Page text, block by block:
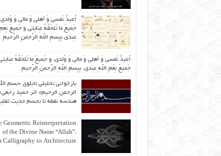
اُعیذُ نَفسی وَ أهلی وَ مالی وَ
جَمیعَ ما تَلحَقُهُ عِنایتی و جَمیعَ نِعَمِ
عِندی بِبِسمِ اللّهِ الرَّحمنِ الرَّحیمِ
اُعیذُ نَفسی وَ أهلی وَ مالی وَ وُلدی، و جَمیعَ ما تَلحَقُهُ
جَمیعَ نِعَمِ اللّهِ عِندی، بِبِسمِ اللّهِ الرَّحمنِ الرَّحیمِ.
بازخوانی تحلیلی تابلوی «بسم
الرحمن الرحیم» اثر حمید رابعی؛
هندسه نقطه تا تجسم حدیث
Geometric Reinterpretation
of the Divine Name “Allah”:
Calligraphy to Architecture